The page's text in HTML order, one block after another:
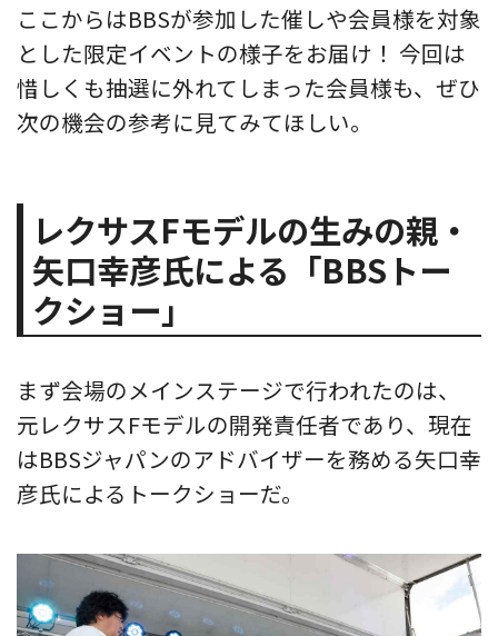
ここからはBBSが参加した催しや会員様を対象
とした限定イベントの様子をお届け！ 今回は
惜しくも抽選に外れてしまった会員様も、ぜひ
次の機会の参考に見てみてほしい。
レクサスFモデルの生みの親・
矢口幸彦氏による「BBSトー
クショー」
まず会場のメインステージで行われたのは、
元レクサスFモデルの開発責任者であり、現在
はBBSジャパンのアドバイザーを務める矢口幸
彦氏によるトークショーだ。